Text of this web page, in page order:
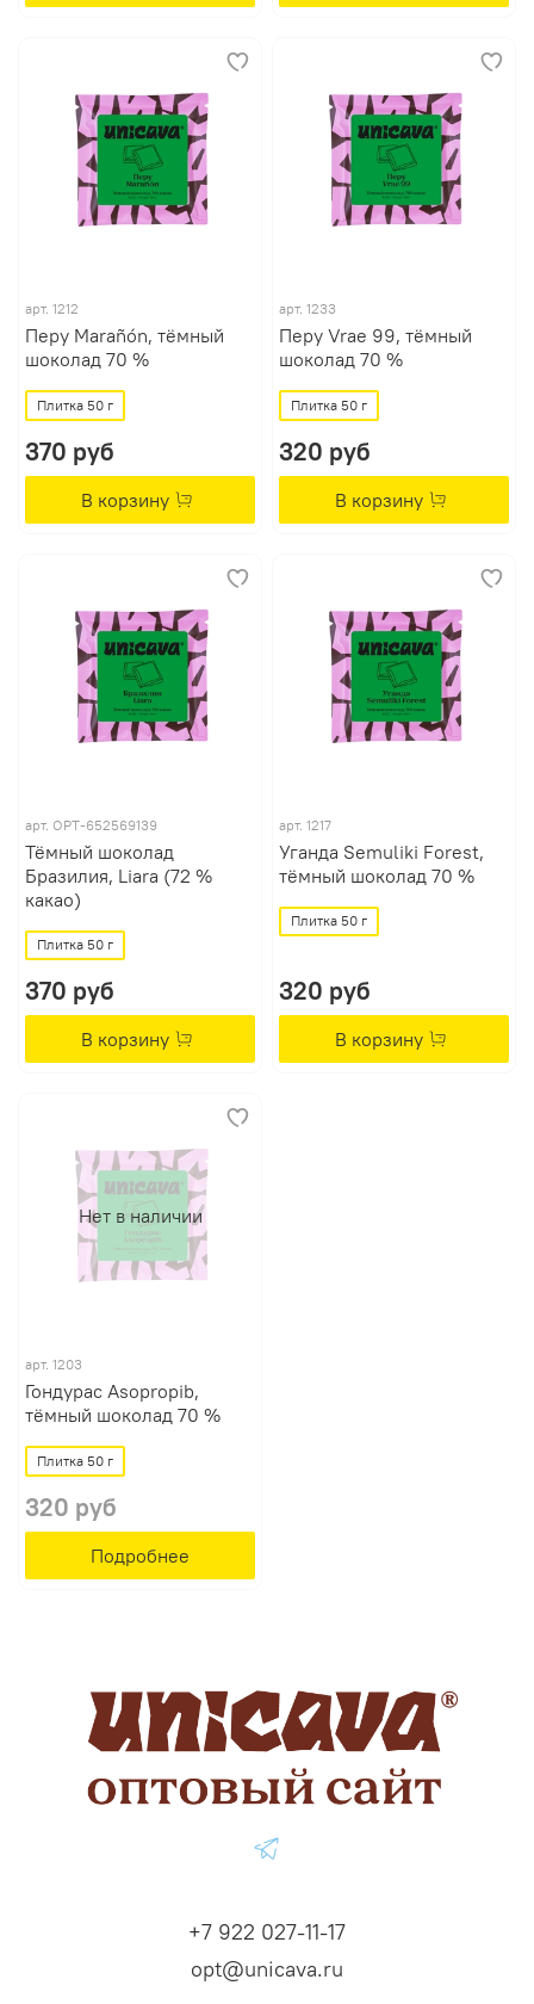
арт. 1212
Перу Marañón, тёмный
шоколад 70 %
Плитка 50 г
370 руб
В корзину
арт. 1233
Перу Vrae 99, тёмный
шоколад 70 %
Плитка 50 г
320 руб
В корзину
арт. OPT-652569139
Тёмный шоколад
Бразилия, Liara (72 %
какао)
Плитка 50 г
370 руб
В корзину
арт. 1217
Уганда Semuliki Forest,
тёмный шоколад 70 %
Плитка 50 г
320 руб
В корзину
Нет в наличии
арт. 1203
Гондурас Asopropib,
тёмный шоколад 70 %
Плитка 50 г
320 руб
Подробнее
+7 922 027-11-17
opt@unicava.ru